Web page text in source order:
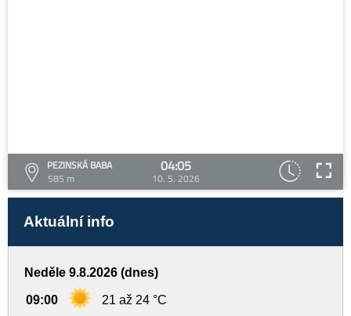
PEZINSKÁ BABA
585 m
04:05
10. 5. 2026
Aktuální info
Neděle 9.8.2026 (dnes)
09:00 21 až 24 °C